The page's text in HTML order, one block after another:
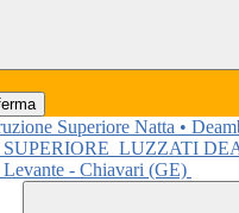
LUZZATI
Levante - Chiavari (GE)